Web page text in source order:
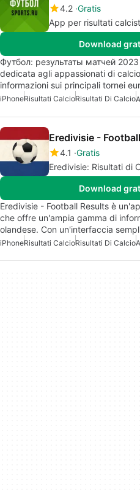
4.2 Gratis
App per risultati
Download
Футбол: результаты матчей
dedicata agli appassionati di
informazioni sui principali tornei
iPhoneRisultati CalcioRisultati Di Calcio
Eredivisie -
4.1 Gratis
Eredivisie: Risultati di
Download
Eredivisie - Football Results è
che offre un'ampia gamma di
olandese. Con un'interfaccia
iPhoneRisultati CalcioRisultati Di Calcio